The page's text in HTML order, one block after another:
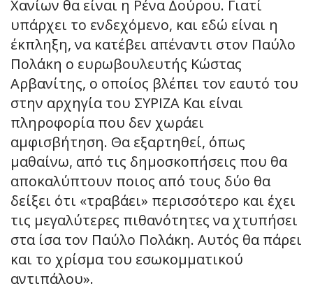
Χανίων θα είναι η Ρένα Δούρου. Γιατί
υπάρχει το ενδεχόμενο, και εδώ είναι η
έκπληξη, να κατέβει απέναντι στον Παύλο
Πολάκη ο ευρωβουλευτής Κώστας
Αρβανίτης, ο οποίος βλέπει τον εαυτό του
στην αρχηγία του ΣΥΡΙΖΑ Και είναι
πληροφορία που δεν χωράει
αμφισβήτηση. Θα εξαρτηθεί, όπως
μαθαίνω, από τις δημοσκοπήσεις που θα
αποκαλύπτουν ποιος από τους δύο θα
δείξει ότι «τραβάει» περισσότερο και έχει
τις μεγαλύτερες πιθανότητες να χτυπήσει
στα ίσα τον Παύλο Πολάκη. Αυτός θα πάρει
και το χρίσμα του εσωκομματικού
αντιπάλου».